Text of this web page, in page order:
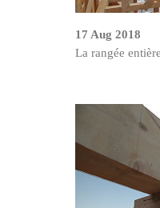
17 Aug 2018
La rangée